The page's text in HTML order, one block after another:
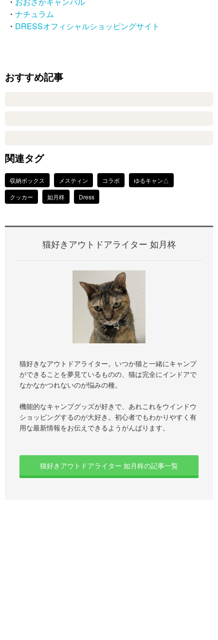
・ ナチュラム
・ DRESSオフィシャルショッピングサイト
おすすめ記事
関連タグ
収納ボックス メスティン コラボ
ゆるキャン△
クッカー
如月柊 Dress
猫好きアウトドアライター 如月柊
猫好きなアウトドアライター。いつか猫と一緒にキャンプ
ができることを夢見ているものの、猫は完全にインドアで
なかなかつれないのが悩みの種。
機能的なキャンプグッズが好きで、あれこれをウインドウ
ショッピングするのが大好き。初心者でもわかりやすく有
用な最新情報をお伝えできるようがんばります。
猫好きアウトドアライター 如月柊の記事一覧